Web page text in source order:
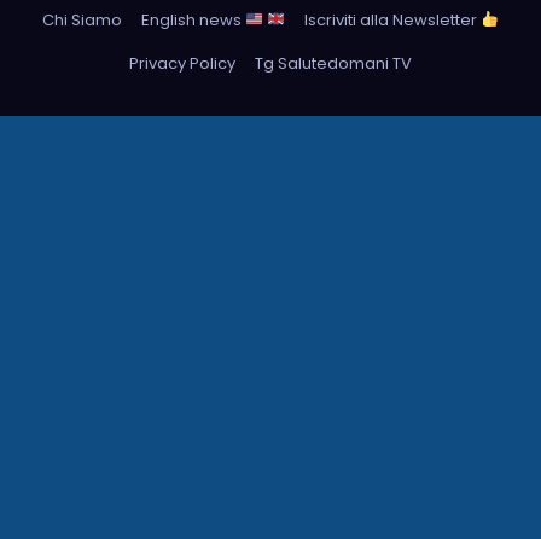
Chi Siamo
English news
Iscriviti alla Newsletter
Privacy Policy
Tg Salutedomani TV